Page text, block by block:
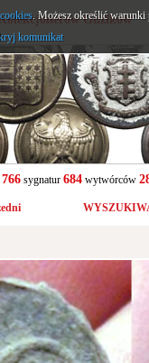
Guzików
766sygnatur 684wytwórców
. Możesz określić warunki
komunikat